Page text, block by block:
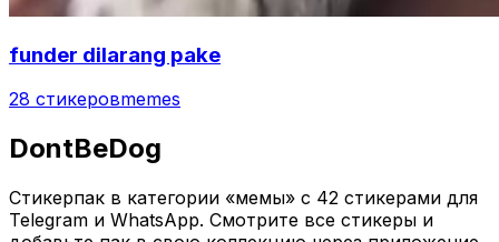
funder dilarang pake
28 стикеровmemes
DontBeDog
Стикерпак в категории «мемы» с 42 стикерами для
Telegram и WhatsApp. Смотрите все стикеры и